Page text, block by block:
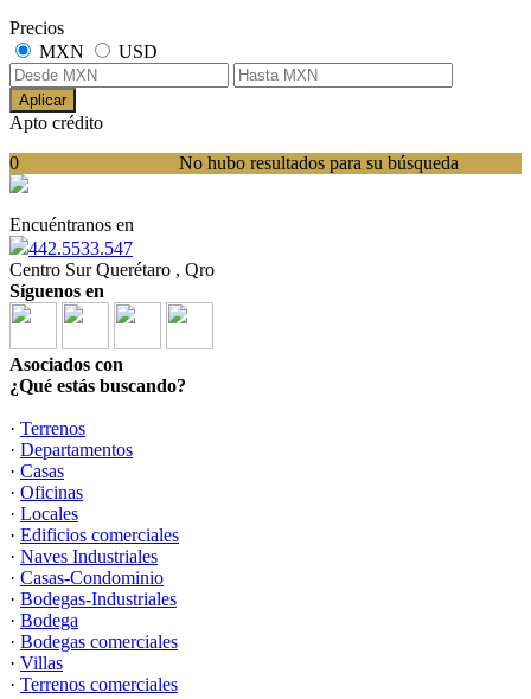
Precios
MXN
USD
Aplicar
Apto crédito
No hubo resultados para su búsqueda
0
Encuéntranos en
442.5533.547
Centro Sur Querétaro , Qro
Síguenos en
Asociados con
¿Qué estás buscando?
· Terrenos
· Departamentos
· Casas
· Oficinas
· Locales
· Edificios comerciales
· Naves Industriales
· Casas-Condominio
· Bodegas-Industriales
· Bodega
· Bodegas comerciales
· Villas
· Terrenos comerciales